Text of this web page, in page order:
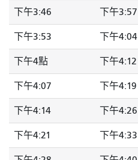
下午3:46 下午3:57
下午3:53 下午4:04
下午4點 下午4:12
下午4:07 下午4:19
下午4:14 下午4:26
下午4:21 下午4:33